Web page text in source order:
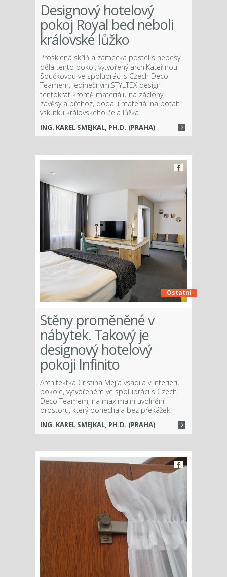
Designový hotelový
pokoj Royal bed neboli
královské lůžko
Prosklená skříň a zámecká postel s nebesy
dělá tento pokoj, vytvořený arch.Kateřinou
Součkovou ve spolupráci s Czech Deco
Teamem, jedinečným.STYLTEX design
tentokrát kromě materiálu na záclony,
závěsy a přehoz, dodal i materiál na potah
vskutku královského čela lůžka.
ING. KAREL SMEJKAL, PH.D. (PRAHA)
Ostatní
Stěny proměněné v
nábytek. Takový je
designový hotelový
pokoji Infinito
Architektka Cristina Mejía vsadila v interieru
pokoje, vytvořeném ve spolupráci s Czech
Deco Teamem, na maximální uvolnění
prostoru, který ponechala bez překážek.
ING. KAREL SMEJKAL, PH.D. (PRAHA)